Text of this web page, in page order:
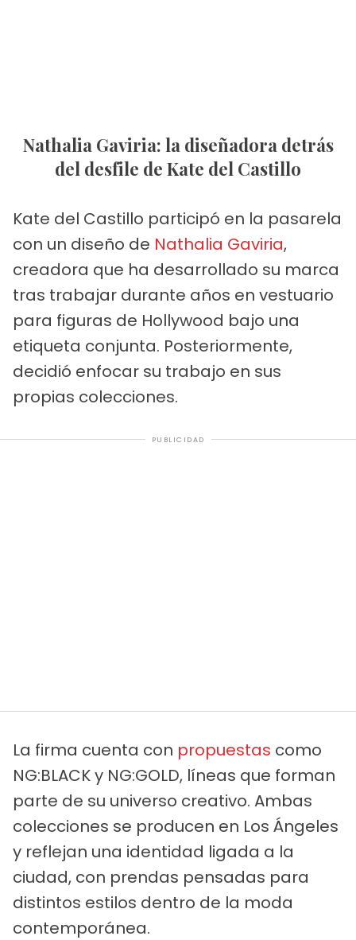
Nathalia Gaviria: la diseñadora detrás
del desfile de Kate del Castillo
Kate del Castillo participó en la pasarela
con un diseño de Nathalia Gaviria,
creadora que ha desarrollado su marca
tras trabajar durante años en vestuario
para figuras de Hollywood bajo una
etiqueta conjunta. Posteriormente,
decidió enfocar su trabajo en sus
propias colecciones.
PUBLICIDAD
La firma cuenta con propuestas como
NG:BLACK y NG:GOLD, líneas que forman
parte de su universo creativo. Ambas
colecciones se producen en Los Ángeles
y reflejan una identidad ligada a la
ciudad, con prendas pensadas para
distintos estilos dentro de la moda
contemporánea.